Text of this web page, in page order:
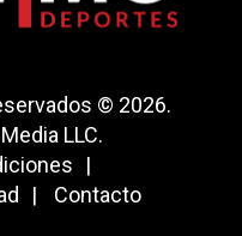
© 2026.
LLC.
Contacto